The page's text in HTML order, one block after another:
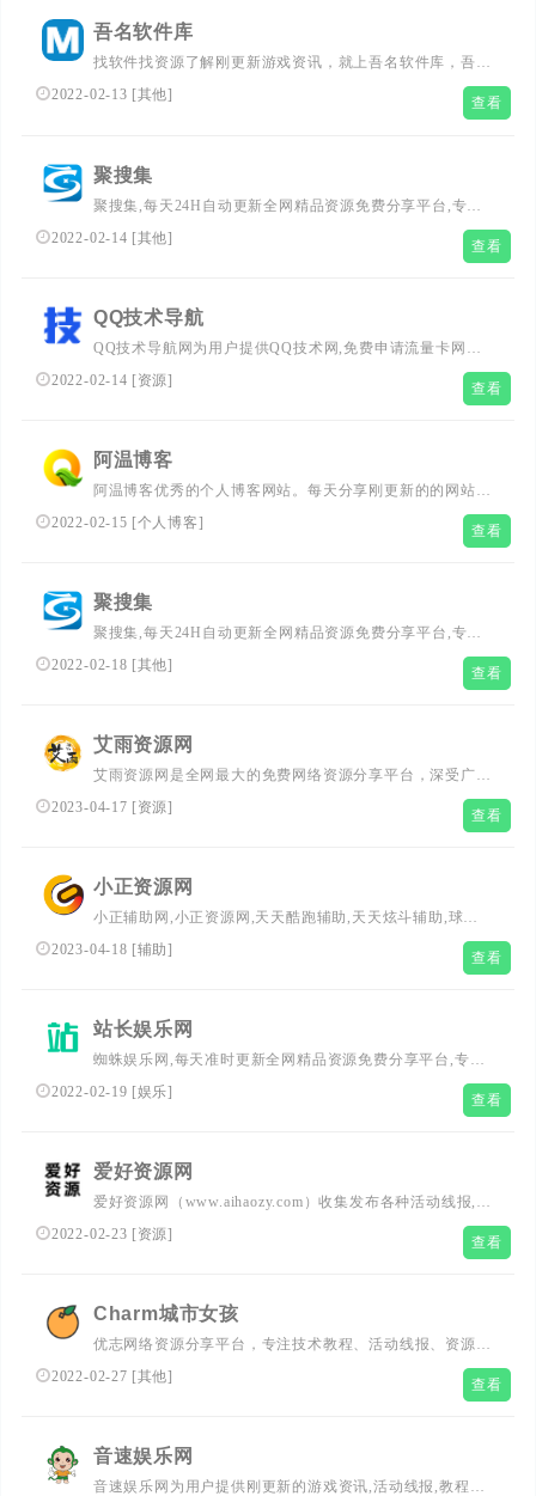
吾名软件库
找软件找资源了解刚更新游戏资讯，就上吾名软件库，吾名
爱生活，爱网络，爱分享优惠券活动，专注活动，线报，赚
客吧，教程分享，免费游戏，还有电脑技巧以及其他日常信
2022-02-13 [其他] 查看
聚搜集
聚搜集,每天24H自动更新全网精品资源免费分享平台,专注
网络活动线报,技术教程,自学教程,网站源码,技术导航等,聚
2022-02-14 [其他] 查看
QQ技术导航
QQ技术导航网为用户提供QQ技术网,免费申请流量卡网站,
低价影视vip充值批发平台,和代充QQ业务网站导航，及定
2022-02-14 [资源] 查看
阿温博客
阿温博客优秀的个人博客网站。每天分享刚更新的的网站源
码，博客程序，博客模板，插件分享，活动线报，努力打造
2022-02-15 [个人博客] 查看
聚搜集
聚搜集,每天24H自动更新全网精品资源免费分享平台,专注
网络活动线报,技术教程,自学教程,网站源码,技术导航等,聚
2022-02-18 [其他] 查看
艾雨资源网
艾雨资源网是全网最大的免费网络资源分享平台，深受广大
用户的喜爱！网站提供绿色游戏fz、活动线报、网络教程
等。努力打造为全国游戏爱者提供优质服务的平台，将资源
新，让更多的用户深受其益。全站清新，整洁的界面风格，
深受广大用户的喜爱！
2023-04-17 [资源] 查看
小正资源网
小正辅助网,小正资源网,天天酷跑辅助,天天炫斗辅助,球球
大作战加速器,腾讯球桌辅助器,开心消消乐辅助,都是我们自
己做的全网免费外挂,辅助网资源网,最大免费游戏辅助网_热
2023-04-18 [辅助] 查看
站长娱乐网
蜘蛛娱乐网,每天准时更新全网精品资源免费分享平台,专注
网络活动线报,技术教程,自学教程,网站源码,技术导航等,聚
2022-02-19 [娱乐] 查看
爱好资源网
爱好资源网（www.aihaozy.com）收集发布各种活动线报,技
术教程,网站源码,游戏活动等资源信息,致力于打造最专业的
2022-02-23 [资源] 查看
Charm城市女孩
优志网络资源分享平台，专注技术教程、活动线报、资源服
务、绿色软件、破解软件，等资源搜集分享。
2022-02-27 [其他] 查看
音速娱乐网
音速娱乐网为用户提供刚更新的游戏资讯,活动线报,教程分